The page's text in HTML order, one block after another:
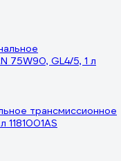
трансмиссионное
1181001AS